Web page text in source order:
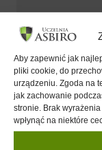
Aby zapewnić jak
pliki cookie, do
urządzeniu. Zgoda na
jak zachowanie
stronie. Brak
wpłynąć na niektóre